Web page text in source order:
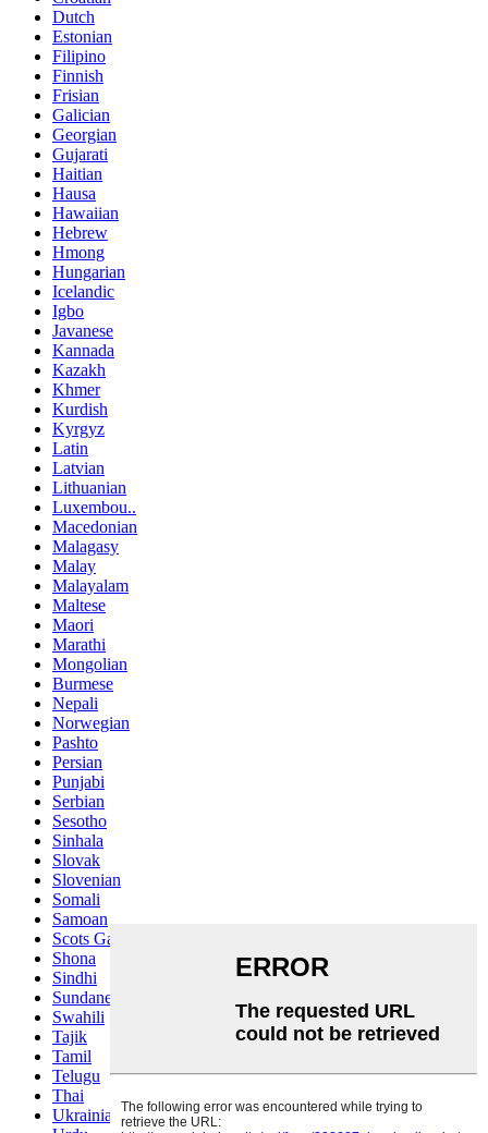
Dutch
Estonian
Filipino
Finnish
Frisian
Galician
Georgian
Gujarati
Haitian
Hausa
Hawaiian
Hebrew
Hmong
Hungarian
Icelandic
Igbo
Javanese
Kannada
Kazakh
Khmer
Kurdish
Kyrgyz
Latin
Latvian
Lithuanian
Luxembou..
Macedonian
Malagasy
Malay
Malayalam
Maltese
Maori
Marathi
Mongolian
Burmese
Nepali
Norwegian
Pashto
Persian
Punjabi
Serbian
Sesotho
Sinhala
Slovak
Slovenian
Somali
Samoan
Scots Gaelic
Shona
Sindhi
Sundanese
Swahili
Tajik
Tamil
Telugu
Thai
Ukrainian